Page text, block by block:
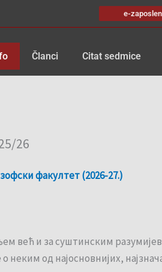
e-
Članci Citat sedmice
26
факултет (2026-27.)
већ и за суштинским
од најосновнијих,